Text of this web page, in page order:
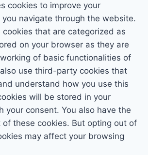
cookies to improve your
you navigate through the website.
that are categorized as
on your browser as they are
of basic functionalities of
use third-party cookies that
understand how you use this
will be stored in your
your consent. You also have the
these cookies. But opting out of
may affect your browsing